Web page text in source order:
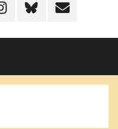
BlueSkyMail